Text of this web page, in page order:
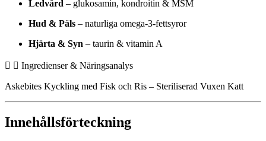
Ledvård – glukosamin, kondroitin & MSM
Hud & Päls – naturliga omega-3-fettsyror
Hjärta & Syn – taurin & vitamin A
Ingredienser & Näringsanalys
Askebites Kyckling med Fisk och Ris – Steriliserad Vuxen Katt
Innehållsförteckning